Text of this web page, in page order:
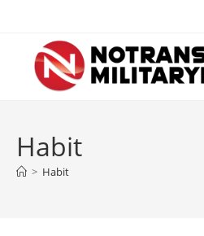
content
Habit
> Habit